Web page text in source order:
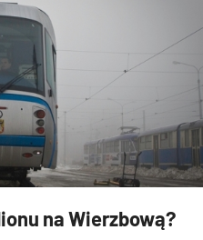
na Wierzbową?